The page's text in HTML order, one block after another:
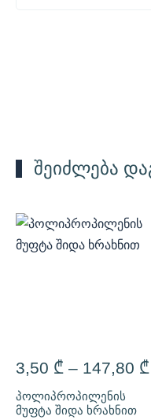
შეიძლება
3,50 ₾ – 147,80 ₾
პოლიპროპილენის
მუფტა შიდა ხრახნით